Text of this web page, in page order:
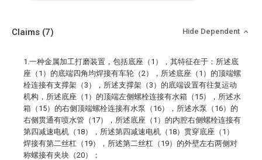
Claims (7) Hide Dependent
1.一种金属加工打磨装置，包括底座（1），其特征在于：所述底
座（1）的底端四角均焊接有车轮（2），所述底座（1）的顶端螺
栓连接有支撑架（3），所述支撑架（3）的底端设置有往复运动
机构，所述底座（1）的顶端左侧螺栓连接有水箱（15），所述水
箱（15）的右侧顶端螺栓连接有水泵（16），所述水泵（16）的
右侧贯通有喷水管（17），所述底座（1）的内腔右侧螺栓连接有
第四减速电机（18），所述第四减速电机（18）贯穿底座（1）
焊接有第二丝杠（19），所述第二丝杠（19）的外壁左右两侧对
称螺接有夹块（20）；